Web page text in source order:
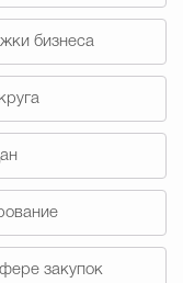
Муниципальная
среда
бизнеса
закупок